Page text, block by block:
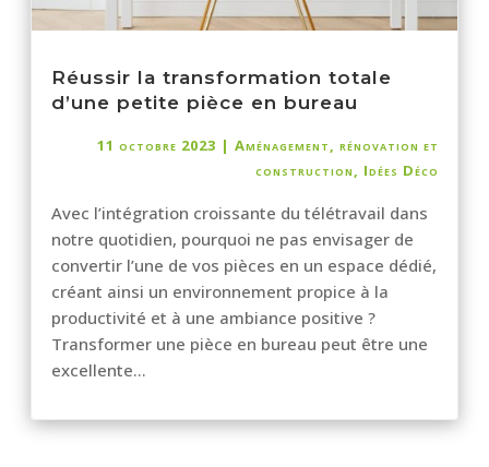
Réussir la transformation totale
d’une petite pièce en bureau
11 octobre 2023 | Aménagement, rénovation et
construction, Idées Déco
Avec l’intégration croissante du télétravail dans
notre quotidien, pourquoi ne pas envisager de
convertir l’une de vos pièces en un espace dédié,
créant ainsi un environnement propice à la
productivité et à une ambiance positive ?
Transformer une pièce en bureau peut être une
excellente...